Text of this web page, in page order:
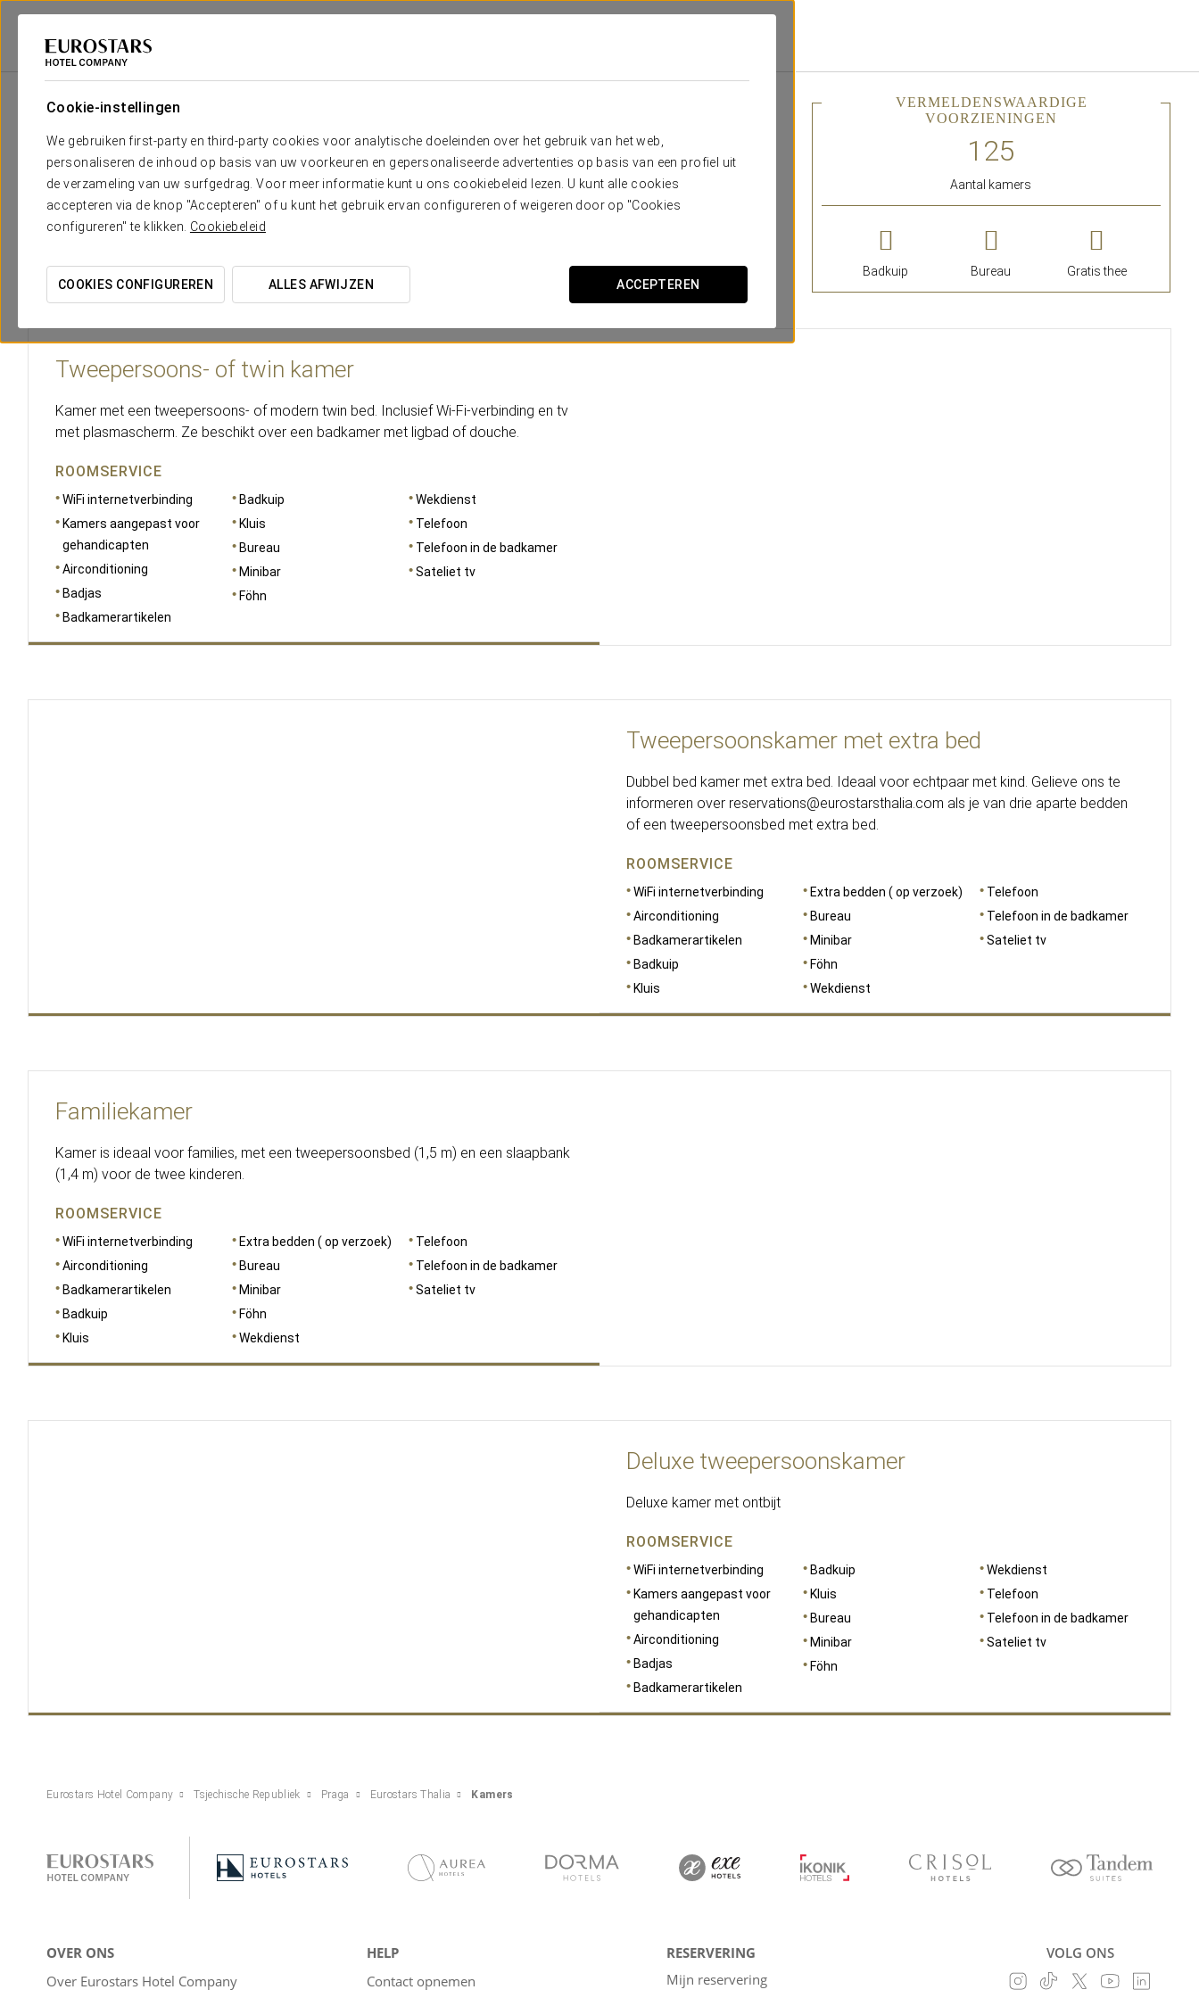
Cookie-instellingen
We gebruiken first-party en third-party cookies voor analytische doeleinden over het gebruik van het web,
personaliseren de inhoud op basis van uw voorkeuren en gepersonaliseerde advertenties op basis van een profiel uit
de verzameling van uw surfgedrag. Voor meer informatie kunt u ons cookiebeleid lezen. U kunt alle cookies
accepteren via de knop "Accepteren" of u kunt het gebruik ervan configureren of weigeren door op "Cookies
configureren" te klikken. Cookiebeleid
COOKIES CONFIGUREREN ALLES AFWIJZEN ACCEPTEREN
Eurostars Hotel Company
Het comfort en de rust die je nodig hebt
Hotel Eurostars Thaliabeschikt over 125 kamers met ongeëvenaard comfort, design en technische snufjes. We
beschikken over aparte kamers voor rokers en niet-rokers en tevens over kamers met doorverbinding. Ook
beschikken we over een aantal suites. De kamers op de bovenste verdieping hebben romantische, schuine plafonds
als een zolder, met prachtig wijds uitzicht over de stad Praag en het kasteel. De kamers hebben hoge plafonds, wat
VERMELDENSWAARDIGE
VOORZIENINGEN
Aantal kamers
Badkuip Bureau Gratis thee
Tweepersoons- of twin kamer
Kamer met een tweepersoons- of modern twin bed. Inclusief Wi-Fi-verbinding en tv
met plasmascherm. Ze beschikt over een badkamer met ligbad of douche.
ROOMSERVICE
WiFi internetverbinding
Kamers aangepast voor
gehandicapten
Airconditioning
Badjas
Badkamerartikelen
Badkuip
Kluis
Bureau
Minibar
Föhn
Wekdienst
Telefoon
Telefoon in de badkamer
Sateliet tv
Tweepersoonskamer met extra bed
Dubbel bed kamer met extra bed. Ideaal voor echtpaar met kind. Gelieve ons te
informeren over reservations@eurostarsthalia.com als je van drie aparte bedden
of een tweepersoonsbed met extra bed.
ROOMSERVICE
WiFi internetverbinding
Airconditioning
Badkamerartikelen
Badkuip
Kluis
Extra bedden ( op verzoek)
Bureau
Minibar
Föhn
Wekdienst
Telefoon
Telefoon in de badkamer
Sateliet tv
Familiekamer
Kamer is ideaal voor families, met een tweepersoonsbed (1,5 m) en een slaapbank
(1,4 m) voor de twee kinderen.
ROOMSERVICE
WiFi internetverbinding
Airconditioning
Badkamerartikelen
Badkuip
Kluis
Extra bedden ( op verzoek)
Bureau
Minibar
Föhn
Wekdienst
Telefoon
Telefoon in de badkamer
Sateliet tv
Deluxe tweepersoonskamer
Deluxe kamer met ontbijt
ROOMSERVICE
WiFi internetverbinding
Kamers aangepast voor
gehandicapten
Airconditioning
Badjas
Badkamerartikelen
Badkuip
Kluis
Bureau
Minibar
Föhn
Wekdienst
Telefoon
Telefoon in de badkamer
Sateliet tv
Eurostars Hotel Company Tsjechische Republiek Praga Eurostars Thalia Kamers
OVER ONS
Over Eurostars Hotel Company
HELP
Contact opnemen
RESERVERING
Mijn reservering
VOLG ONS